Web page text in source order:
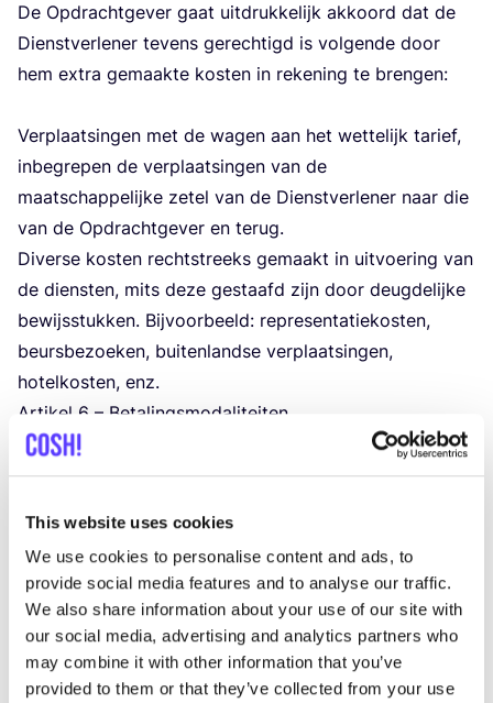
This website uses cookies
We use cookies to personalise content and ads, to
provide social media features and to analyse our traffic.
We also share information about your use of our site with
our social media, advertising and analytics partners who
may combine it with other information that you’ve
provided to them or that they’ve collected from your use
De Opdracht­ge­ver gaat uit­druk­ke­lijk akkoord dat de
Dienst­ver­le­ner tevens gerech­tigd is vol­gen­de door
hem extra gemaak­te kos­ten in reke­ning te bren­gen:
Ver­plaat­sin­gen met de wagen aan het wet­te­lijk tarief,
inbe­gre­pen de ver­plaat­sin­gen van de
maat­schap­pe­lij­ke zetel van de Dienst­ver­le­ner naar die
van de Opdracht­ge­ver en terug.
Diver­se kos­ten recht­streeks gemaakt in uit­voe­ring van
de dien­sten, mits deze gestaafd zijn door deug­de­lij­ke
bewijs­stuk­ken. Bij­voor­beeld: repre­sen­ta­tie­kos­ten,
beurs­be­zoe­ken, bui­ten­land­se ver­plaat­sin­gen,
hotel­kos­ten, enz.
Arti­kel 6 – Beta­lings­mo­da­li­tei­ten
6.1. De in dit arti­kel over­een­ge­ko­men ver­goe­ding zal
gefac­tu­reerd aan de Opdracht­ge­ver en zal wor­den
ver­ant­woord door mid­del van een opga­ve van een
times­heet.
Ten­zij uit­druk­ke­lijk anders ver­meld, zijn de
over­een­ge­ko­men ver­goe­din­gen betaal­baar bin­nen30